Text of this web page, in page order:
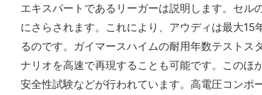
エキスパートであるリーガーは説明します。セル
にさらされます。これにより、アウディは最大15
るのです。ガイマースハイムの耐用年数テスト
ナリオを高速で再現することも可能です。このほ
安全性試験などが行われています。高電圧コンポ